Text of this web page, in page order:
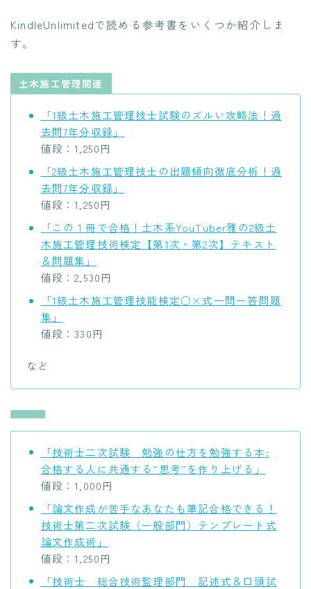
KindleUnlimitedで読める参考書をいくつか紹介しま
す。
土木施工管理関連
「1級土木施工管理技士試験のズルい攻略法！過
去問7年分収録」
値段：1,250円
「2級土木施工管理技士の出題傾向徹底分析！過
去問7年分収録」
値段：1,250円
「この１冊で合格！土木系YouTuber雅の2級土
木施工管理技術検定【第1次・第2次】テキスト
＆問題集」
値段：2,530円
「1級土木施工管理技能検定○×式一問一答問題
集」
値段：330円
など
「技術士二次試験 勉強の仕方を勉強する本:
合格する人に共通する”思考”を作り上げる」
値段：1,000円
「論文作成が苦手なあなたも筆記合格できる！
技術士第二次試験（一般部門）テンプレート式
論文作成術」
値段：1,250円
「技術士 総合技術監理部門 記述式＆口頭試